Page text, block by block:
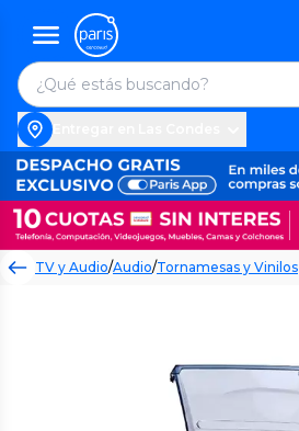
TV y Audio/Audio/Tornamesas y Vinilos